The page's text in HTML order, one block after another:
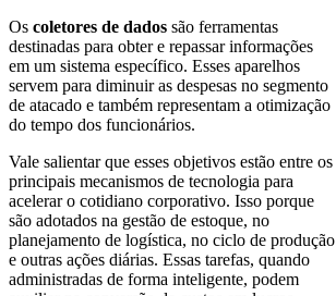
Os coletores de dados são ferramentas
destinadas para obter e repassar informações
em um sistema específico. Esses aparelhos
servem para diminuir as despesas no segmento
de atacado e também representam a otimização
do tempo dos funcionários.
Vale salientar que esses objetivos estão entre os
principais mecanismos de tecnologia para
acelerar o cotidiano corporativo. Isso porque
são adotados na gestão de estoque, no
planejamento de logística, no ciclo de produção
e outras ações diárias. Essas tarefas, quando
administradas de forma inteligente, podem